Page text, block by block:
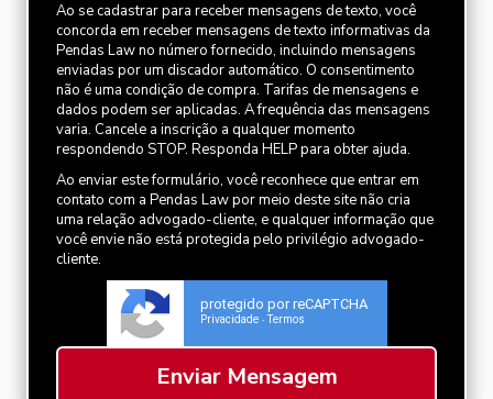
Ao se cadastrar para receber mensagens de texto, você
concorda em receber mensagens de texto informativas da
Pendas Law no número fornecido, incluindo mensagens
enviadas por um discador automático. O consentimento
não é uma condição de compra. Tarifas de mensagens e
dados podem ser aplicadas. A frequência das mensagens
varia. Cancele a inscrição a qualquer momento
respondendo STOP. Responda HELP para obter ajuda.
Ao enviar este formulário, você reconhece que entrar em
contato com a Pendas Law por meio deste site não cria
uma relação advogado-cliente, e qualquer informação que
você envie não está protegida pelo privilégio advogado-
cliente.
protegido por reCAPTCHA
Privacidade - Termos